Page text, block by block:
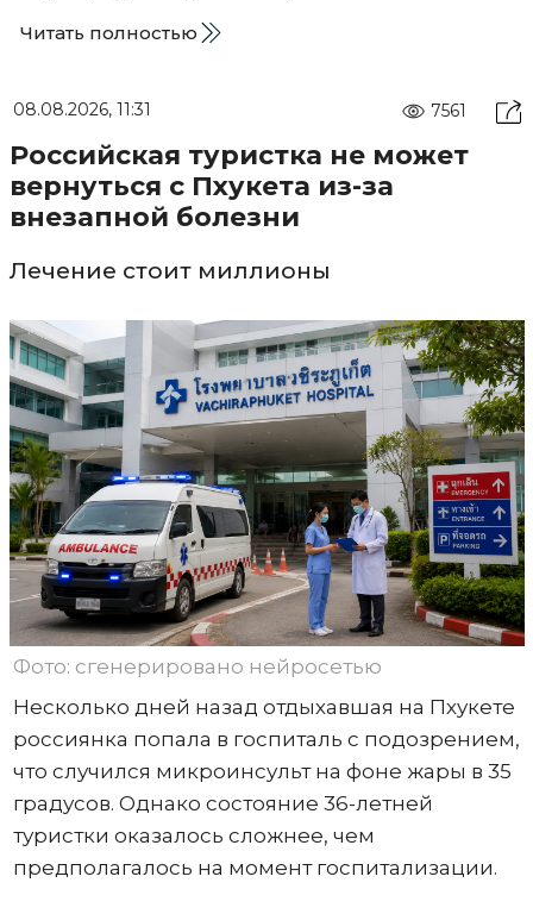
Читать полностью
08.08.2026, 11:31 7561
Российская туристка не может
вернуться с Пхукета из-за
внезапной болезни
Лечение стоит миллионы
Фото: сгенерировано нейросетью
Несколько дней назад отдыхавшая на Пхукете
россиянка попала в госпиталь с подозрением,
что случился микроинсульт на фоне жары в 35
градусов. Однако состояние 36-летней
туристки оказалось сложнее, чем
предполагалось на момент госпитализации.